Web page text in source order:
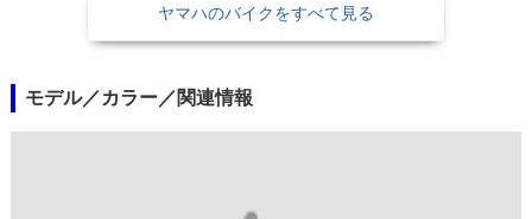
ヤマハのバイクをすべて見る
モデル／カラー／関連情報